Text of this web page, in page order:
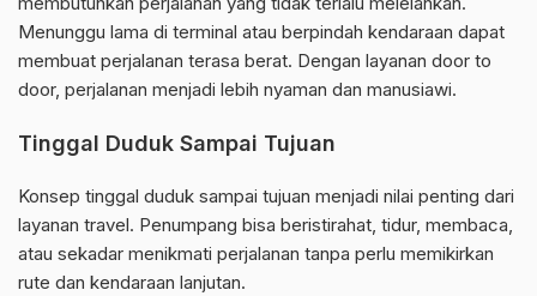
Menunggu lama di terminal atau berpindah kendaraan dapat
membuat perjalanan terasa berat. Dengan layanan door to
door, perjalanan menjadi lebih nyaman dan manusiawi.
Tinggal Duduk Sampai Tujuan
Konsep tinggal duduk sampai tujuan menjadi nilai penting dari
layanan travel. Penumpang bisa beristirahat, tidur, membaca,
atau sekadar menikmati perjalanan tanpa perlu memikirkan
rute dan kendaraan lanjutan.